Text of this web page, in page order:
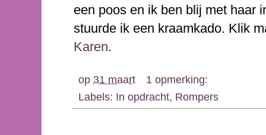
een poos en ik ben blij met haar
stuurde ik een kraamkado. Klik
Karen.
op 31 maart
1 opmerking:
Labels: In opdracht, Rompers